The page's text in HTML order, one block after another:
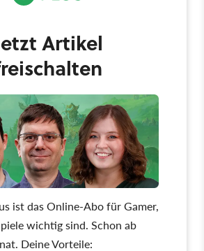
Artikel
ist das Online-Abo für Gamer,
wichtig sind. Schon ab
Deine Vorteile: